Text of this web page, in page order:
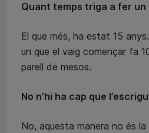
Quant temps triga a fer un
El que més, ha estat 15
un que el vaig començar fa
parell de mesos.
No n’hi ha cap que
No, aquesta manera no és la